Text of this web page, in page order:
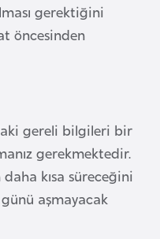
gerektiğini
öncesinden
gereli bilgileri bir
gerekmektedir.
kısa süreceğini
aşmayacak